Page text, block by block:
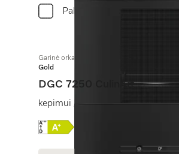
Palyginkite
Garinė orkaitė
Gold
DGC 7250 CulinArt
kepimui garuose, kepimui,
Online Label Flag,